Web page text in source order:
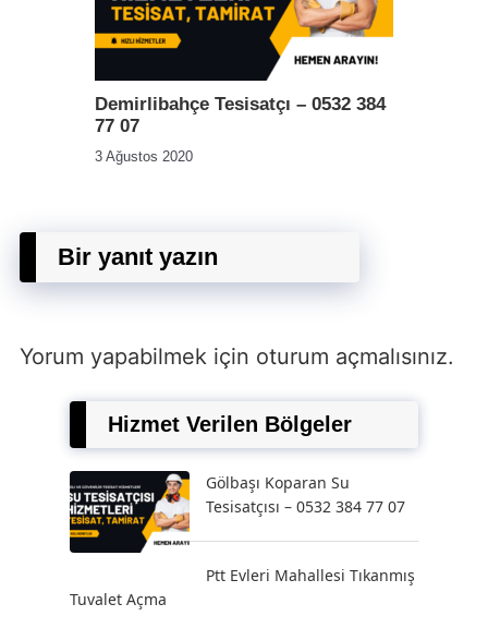
Demirlibahçe Tesisatçı – 0532 384
77 07
3 Ağustos 2020
Bir yanıt yazın
Yorum yapabilmek için oturum açmalısınız.
Hizmet Verilen Bölgeler
Gölbaşı Koparan Su
Tesisatçısı – 0532 384 77 07
Ptt Evleri Mahallesi Tıkanmış
Tuvalet Açma